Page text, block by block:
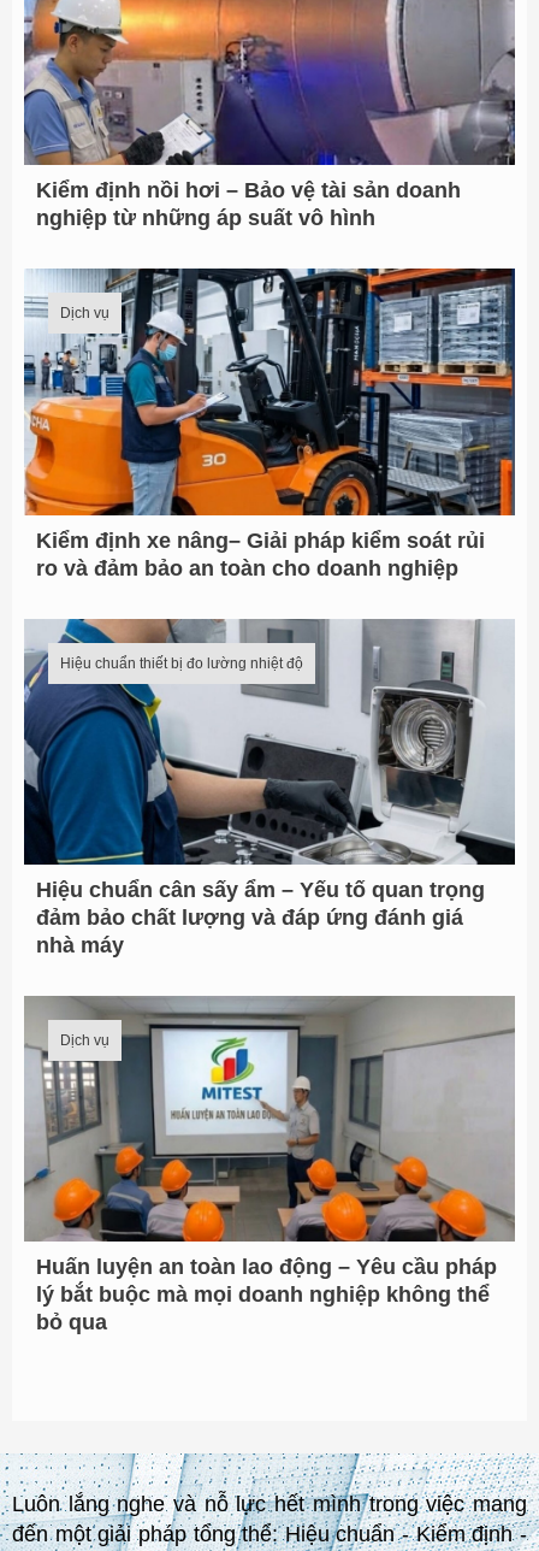
Kiểm định nồi hơi – Bảo vệ tài sản doanh
nghiệp từ những áp suất vô hình
Dịch vụ
Kiểm định xe nâng– Giải pháp kiểm soát rủi
ro và đảm bảo an toàn cho doanh nghiệp
Hiệu chuẩn thiết bị đo lường nhiệt độ
Hiệu chuẩn cân sấy ẩm – Yếu tố quan trọng
đảm bảo chất lượng và đáp ứng đánh giá
nhà máy
Dịch vụ
Huấn luyện an toàn lao động – Yêu cầu pháp
lý bắt buộc mà mọi doanh nghiệp không thể
bỏ qua
Luôn lắng nghe và nỗ lực hết mình trong việc mang
đến một giải pháp tổng thể: Hiệu chuẩn - Kiểm định -